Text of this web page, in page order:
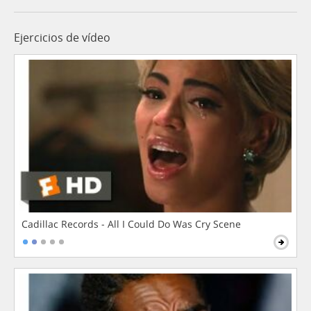
Ejercicios de vídeo
Cadillac Records - All I Could Do Was Cry Scene